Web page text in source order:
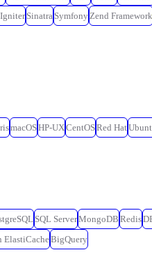
Sinatra Symfony Zend Framework
macOSHP-UXCentOSRed Hat
SQL ServerMongoDB Redis
ElastiCacheBigQuery